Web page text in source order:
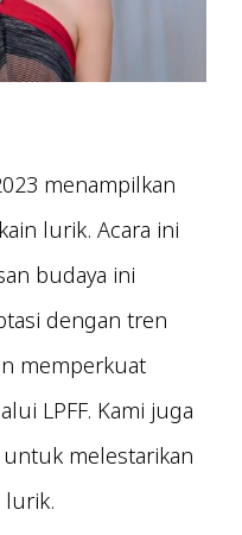
menampilkan
lurik. Acara ini
budaya ini
dengan tren
memperkuat
LPFF. Kami juga
melestarikan
lurik.